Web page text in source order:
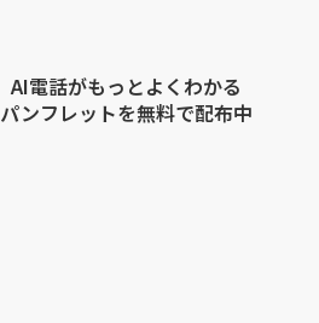
AI電話がもっとよくわかる
パンフレットを無料で配布中